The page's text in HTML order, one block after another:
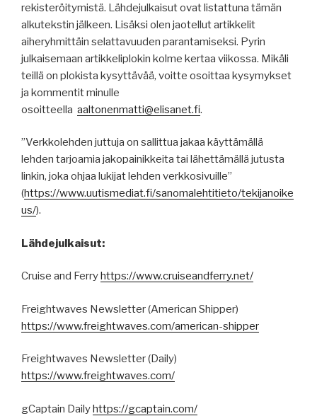
rekisteröitymistä. Lähdejulkaisut ovat listattuna tämän
alkutekstin jälkeen. Lisäksi olen jaotellut artikkelit
aiheryhmittäin selattavuuden parantamiseksi. Pyrin
julkaisemaan artikkeliplokin kolme kertaa viikossa. Mikäli
teillä on plokista kysyttävää, voitte osoittaa kysymykset
ja kommentit minulle
osoitteella aaltonenmatti@elisanet.fi.
”Verkkolehden juttuja on sallittua jakaa käyttämällä
lehden tarjoamia jakopainikkeita tai lähettämällä jutusta
linkin, joka ohjaa lukijat lehden verkkosivuille”
(https://www.uutismediat.fi/sanomalehtitieto/tekijanoike
us/).
Lähdejulkaisut:
Cruise and Ferryhttps://www.cruiseandferry.net/
Freightwaves Newsletter (American Shipper)
https://www.freightwaves.com/american-shipper
Freightwaves Newsletter (Daily)
https://www.freightwaves.com/
gCaptain Dailyhttps://gcaptain.com/